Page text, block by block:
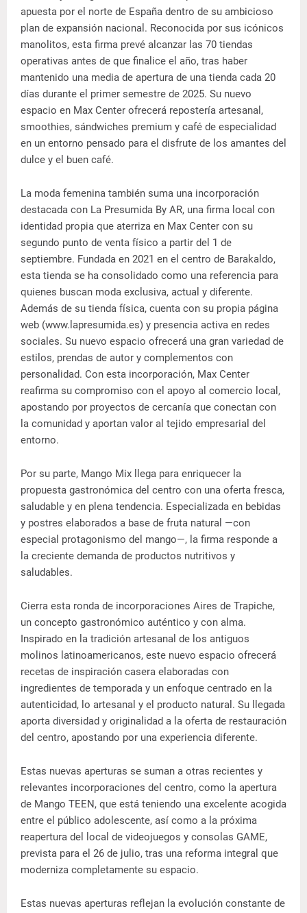
apuesta por el norte de España dentro de su ambicioso
plan de expansión nacional. Reconocida por sus icónicos
manolitos, esta firma prevé alcanzar las 70 tiendas
operativas antes de que finalice el año, tras haber
mantenido una media de apertura de una tienda cada 20
días durante el primer semestre de 2025. Su nuevo
espacio en Max Center ofrecerá repostería artesanal,
smoothies, sándwiches premium y café de especialidad
en un entorno pensado para el disfrute de los amantes del
dulce y el buen café.
La moda femenina también suma una incorporación
destacada con La Presumida By AR, una firma local con
identidad propia que aterriza en Max Center con su
segundo punto de venta físico a partir del 1 de
septiembre. Fundada en 2021 en el centro de Barakaldo,
esta tienda se ha consolidado como una referencia para
quienes buscan moda exclusiva, actual y diferente.
Además de su tienda física, cuenta con su propia página
web (www.lapresumida.es) y presencia activa en redes
sociales. Su nuevo espacio ofrecerá una gran variedad de
estilos, prendas de autor y complementos con
personalidad. Con esta incorporación, Max Center
reafirma su compromiso con el apoyo al comercio local,
apostando por proyectos de cercanía que conectan con
la comunidad y aportan valor al tejido empresarial del
entorno.
Por su parte, Mango Mix llega para enriquecer la
propuesta gastronómica del centro con una oferta fresca,
saludable y en plena tendencia. Especializada en bebidas
y postres elaborados a base de fruta natural —con
especial protagonismo del mango—, la firma responde a
la creciente demanda de productos nutritivos y
saludables.
Cierra esta ronda de incorporaciones Aires de Trapiche,
un concepto gastronómico auténtico y con alma.
Inspirado en la tradición artesanal de los antiguos
molinos latinoamericanos, este nuevo espacio ofrecerá
recetas de inspiración casera elaboradas con
ingredientes de temporada y un enfoque centrado en la
autenticidad, lo artesanal y el producto natural. Su llegada
aporta diversidad y originalidad a la oferta de restauración
del centro, apostando por una experiencia diferente.
Estas nuevas aperturas se suman a otras recientes y
relevantes incorporaciones del centro, como la apertura
de Mango TEEN, que está teniendo una excelente acogida
entre el público adolescente, así como a la próxima
reapertura del local de videojuegos y consolas GAME,
prevista para el 26 de julio, tras una reforma integral que
moderniza completamente su espacio.
Estas nuevas aperturas reflejan la evolución constante de